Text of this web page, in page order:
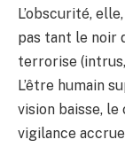
L’obscurité,
pas tant le noir
terrorise
L’être humain
vision baisse, le
vigilance